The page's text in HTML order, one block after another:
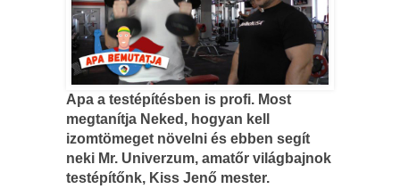
Apa a testépítésben is profi. Most
megtanítja Neked, hogyan kell
izomtömeget növelni és ebben segít
neki Mr. Univerzum, amatőr világbajnok
testépítőnk, Kiss Jenő mester.